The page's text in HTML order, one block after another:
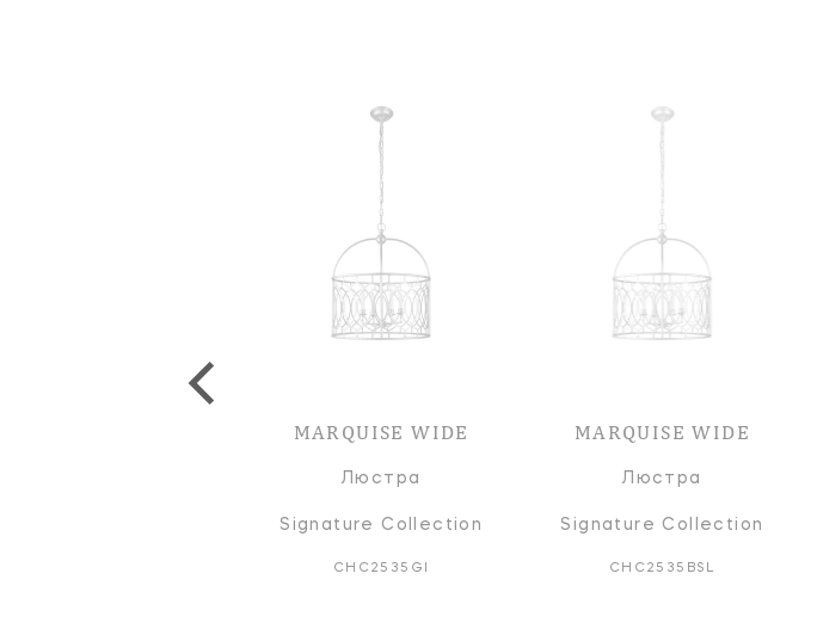
MARQUISE WIDE
Люстра
Signature Collection
CHC2535GI
MARQUISE WIDE
Люстра
Signature Collection
CHC2535BSL